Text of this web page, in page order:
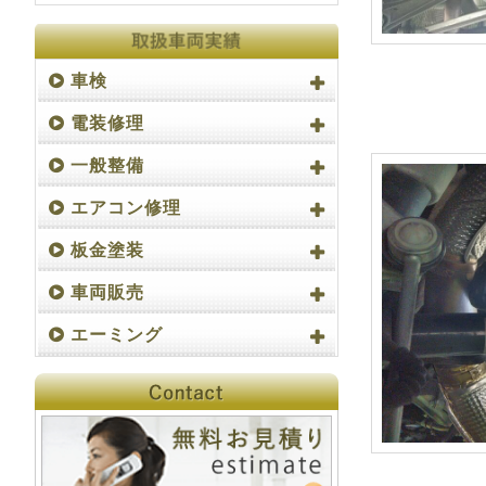
車検
電装修理
一般整備
エアコン修理
板金塗装
車両販売
エーミング